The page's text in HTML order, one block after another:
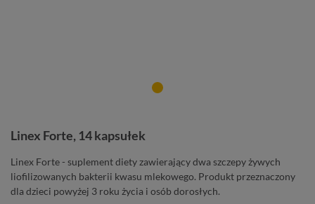
Linex Forte, 14 kapsułek
Linex Forte - suplement diety zawierający dwa szczepy żywych
liofilizowanych bakterii kwasu mlekowego. Produkt przeznaczony
dla dzieci powyżej 3 roku życia i osób dorosłych.